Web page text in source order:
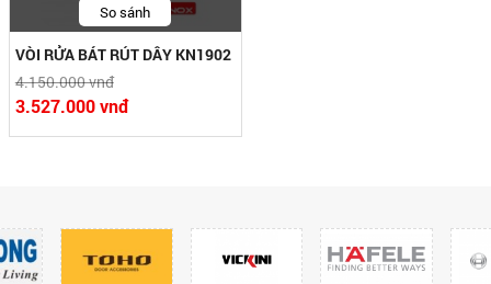
So sánh
VÒI RỬA BÁT RÚT DÂY KN1902
4.150.000 vnđ
3.527.000 vnđ